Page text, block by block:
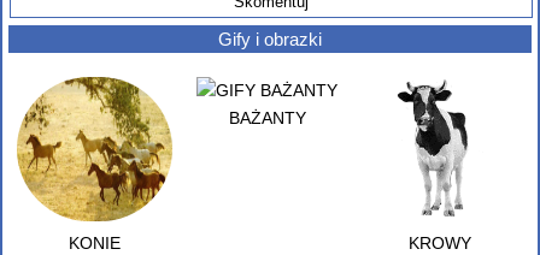
Gify i obrazki
KONIE
BAŻANTY
KROWY